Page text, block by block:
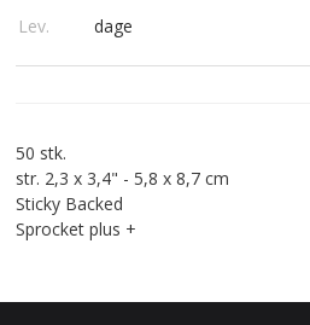
Lev.
dage
50 stk.
str. 2,3 x 3,4" - 5,8 x 8,7 cm
Sticky Backed
Sprocket plus +